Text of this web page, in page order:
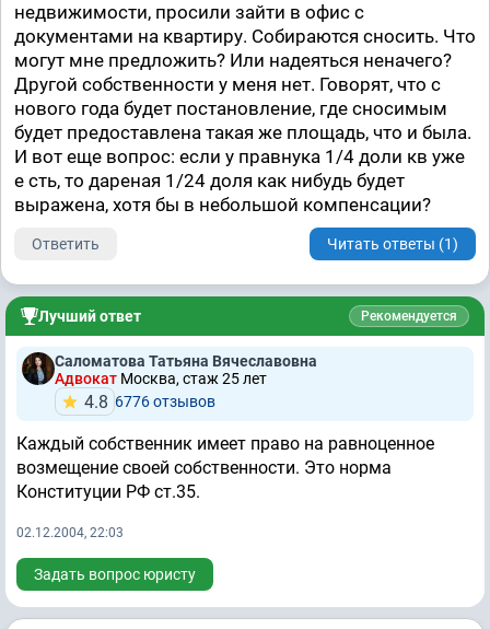
недвижимости, просили зайти в офис с
документами на квартиру. Собираются сносить. Что
могут мне предложить? Или надеяться неначего?
Другой собственности у меня нет. Говорят, что с
нового года будет постановление, где сносимым
будет предоставлена такая же площадь, что и была.
И вот еще вопрос: если у правнука 1/4 доли кв уже
е сть, то дареная 1/24 доля как нибудь будет
выражена, хотя бы в небольшой компенсации?
Ответить Читать ответы (1)
Лучший ответ Рекомендуется
Саломатова Татьяна Вячеславовна
Адвокат Москва, стаж 25 лет
4.8 6776 отзывов
Каждый собственник имеет право на равноценное
возмещение своей собственности. Это норма
Конституции РФ ст.35.
02.12.2004, 22:03
Задать вопрос юристу